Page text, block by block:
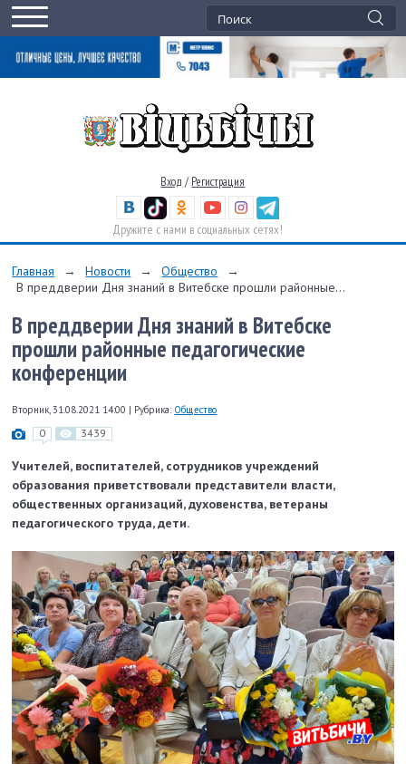
Вход / Регистрация
Дружите с нами в социальных сетях!
Главная → Новости → Общество
→
В преддверии Дня знаний в Витебске прошли районные...
В преддверии Дня знаний в Витебске
прошли районные педагогические
конференции
Вторник, 31.08.2021 14:00 | Рубрика: Общество
0 3439
Учителей, воспитателей, сотрудников учреждений
образования приветствовали представители власти,
общественных организаций, духовенства, ветераны
педагогического труда, дети.